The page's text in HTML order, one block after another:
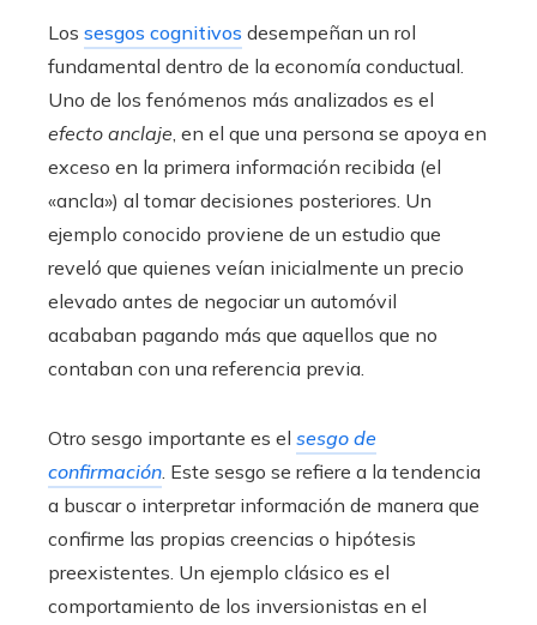
Los sesgos cognitivos desempeñan un rol
fundamental dentro de la economía conductual.
Uno de los fenómenos más analizados es el
efecto anclaje, en el que una persona se apoya en
exceso en la primera información recibida (el
«ancla») al tomar decisiones posteriores. Un
ejemplo conocido proviene de un estudio que
reveló que quienes veían inicialmente un precio
elevado antes de negociar un automóvil
acababan pagando más que aquellos que no
contaban con una referencia previa.
Otro sesgo importante es el sesgo de
confirmación. Este sesgo se refiere a la tendencia
a buscar o interpretar información de manera que
confirme las propias creencias o hipótesis
preexistentes. Un ejemplo clásico es el
comportamiento de los inversionistas en el